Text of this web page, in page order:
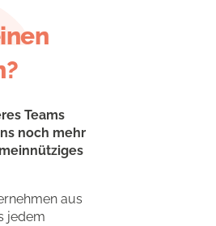
Teams
noch mehr
aus
jedem